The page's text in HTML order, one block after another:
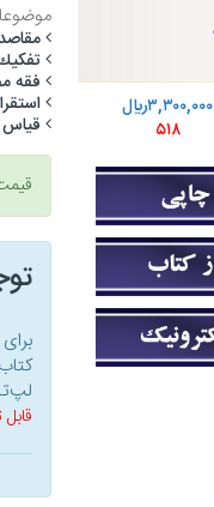
۳,۳۰۰,۰۰۰ريال
۵۱۸
فقه
قياس